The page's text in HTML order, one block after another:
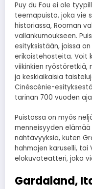
Puy du Fou ei ole
teemapuisto, joka vie
historiassa, Rooman
vallankumoukseen.
esityksistään, joissa
erikoistehosteita. Voit
viikinkien ryöstöretkiä,
ja keskiaikaisia
Cinéscénie-
tarinan 700 vuoden
Puistossa on myös
menneisyyden
nähtävyyksiä, kuten
hahmojen karuselli, tai
elokuvateatteri, joka
Gardaland,